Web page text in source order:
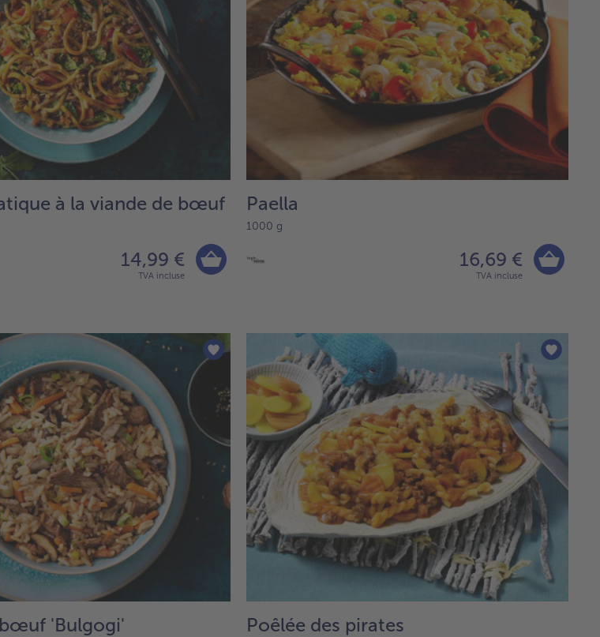
à la viande de bœuf
14,99 €
TVA incluse
Paella
1000 g
16,69 €
TVA incluse
'Bulgogi' Poêlée des pirates